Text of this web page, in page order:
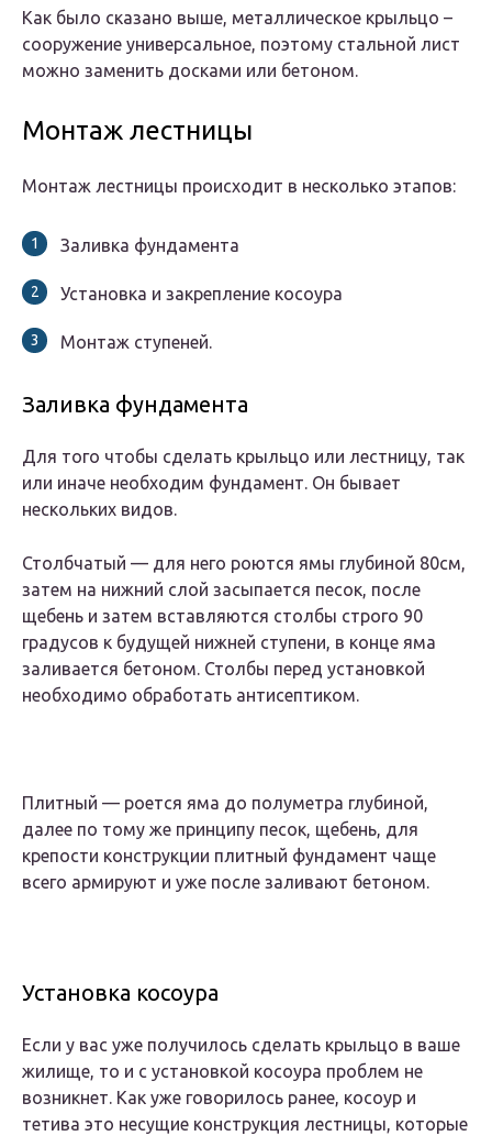
Как было сказано выше, металлическое крыльцо –
сооружение универсальное, поэтому стальной лист
можно заменить досками или бетоном.
Монтаж лестницы
Монтаж лестницы происходит в несколько этапов:
Заливка фундамента
Установка и закрепление косоура
Монтаж ступеней.
Заливка фундамента
Для того чтобы сделать крыльцо или лестницу, так
или иначе необходим фундамент. Он бывает
нескольких видов.
Столбчатый — для него роются ямы глубиной 80см,
затем на нижний слой засыпается песок, после
щебень и затем вставляются столбы строго 90
градусов к будущей нижней ступени, в конце яма
заливается бетоном. Столбы перед установкой
необходимо обработать антисептиком.
Плитный — роется яма до полуметра глубиной,
далее по тому же принципу песок, щебень, для
крепости конструкции плитный фундамент чаще
всего армируют и уже после заливают бетоном.
Установка косоура
Если у вас уже получилось сделать крыльцо в ваше
жилище, то и с установкой косоура проблем не
возникнет. Как уже говорилось ранее, косоур и
тетива это несущие конструкция лестницы, которые